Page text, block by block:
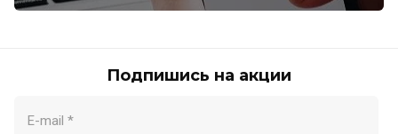
Подпишись на акции